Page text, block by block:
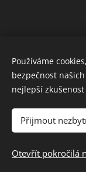
Používáme
bezpečnost
nejlepší
Přijmout
Otevřít pokročilá